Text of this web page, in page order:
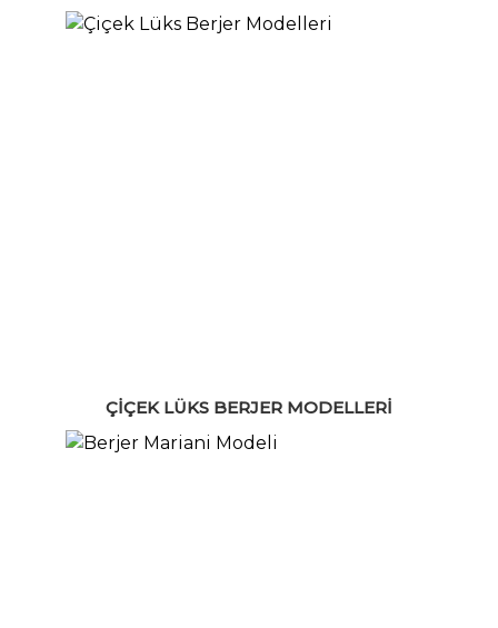
ÇIÇEK LÜKS BERJER MODELLERI